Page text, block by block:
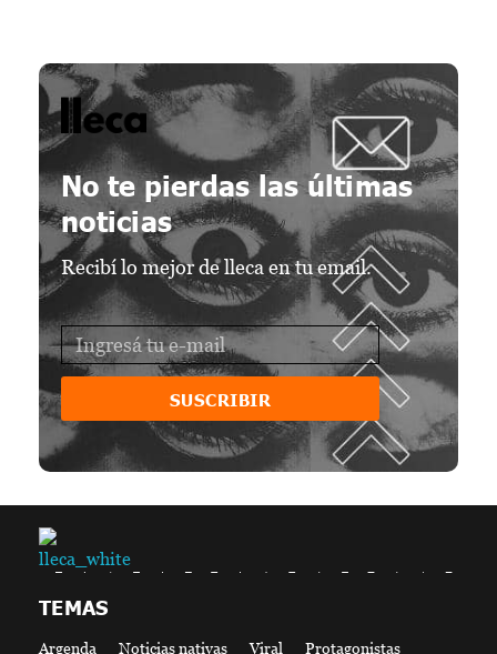
lleca - Periodismo callejero
No te pierdas las últimas
noticias
Recibí lo mejor de lleca en tu email.
SUSCRIBIR
TEMAS
Argenda Noticias nativas Viral Protagonistas